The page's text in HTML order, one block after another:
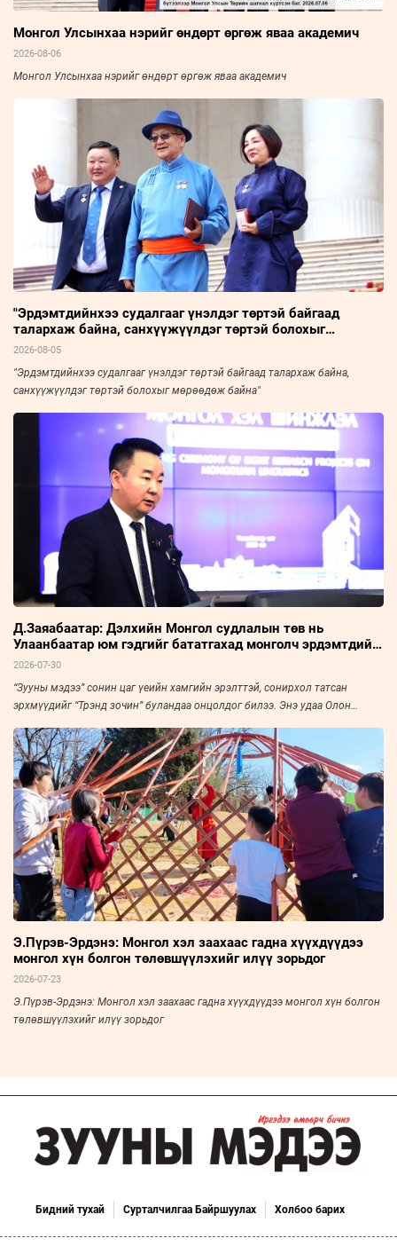
Монгол Улсынхаа нэрийг өндөрт өргөж яваа академич
2026-08-06
Монгол Улсынхаа нэрийг өндөрт өргөж яваа академич
"Эрдэмтдийнхээ судалгааг үнэлдэг төртэй байгаад
талархаж байна, санхүүжүүлдэг төртэй болохыг
мөрөөдөж байна"
2026-08-05
"Эрдэмтдийнхээ судалгааг үнэлдэг төртэй байгаад талархаж байна,
санхүүжүүлдэг төртэй болохыг мөрөөдөж байна"
Д.Заяабаатар: Дэлхийн Монгол судлалын төв нь
Улаанбаатар юм гэдгийг бататгахад монголч эрдэмтдийн
хурал чухал нөлөөтэй
2026-07-30
“Зууны мэдээ” сонин цаг үеийн хамгийн эрэлттэй, сонирхол татсан
эрхмүүдийг “Трэнд зочин” буландаа онцолдог билээ. Энэ удаа Олон
доктор, профессор Д.Заяабаатарыг урьж, ярилцлаа.
Э.Пүрэв-Эрдэнэ: Монгол хэл заахаас гадна хүүхдүүдээ
монгол хүн болгон төлөвшүүлэхийг илүү зорьдог
2026-07-23
Э.Пүрэв-Эрдэнэ: Монгол хэл заахаас гадна хүүхдүүдээ монгол хүн болгон
төлөвшүүлэхийг илүү зорьдог
Бидний тухай Сурталчилгаа Байршуулах Холбоо барих